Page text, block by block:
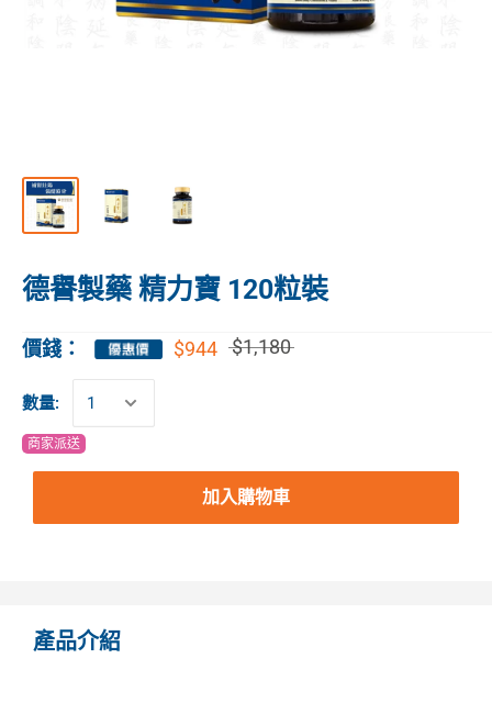
德譽製藥 精力寶 120粒裝
價錢： $944 $1,180
數量:
商家派送
加入購物車
產品介紹